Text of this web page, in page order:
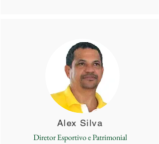
Alex Silva
Diretor Esportivo e Patrimonial